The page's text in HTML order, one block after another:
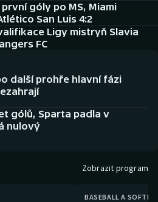
góly po MS, Miami
San Luis 4:2
Ligy mistryň Slavia
FC
další prohře hlavní fázi
gólů, Sparta padla v
nulový
Zobrazit program
BASEBALL A